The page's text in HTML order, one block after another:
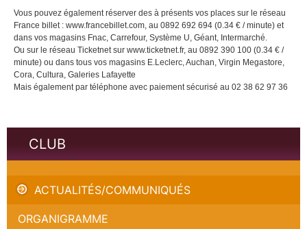
Vous pouvez également réserver des à présents vos places sur le réseau
France billet : www.francebillet.com, au 0892 692 694 (0.34 € / minute) et
dans vos magasins Fnac, Carrefour, Système U, Géant, Intermarché.
Ou sur le réseau Ticketnet sur www.ticketnet.fr, au 0892 390 100 (0.34 € /
minute) ou dans tous vos magasins E.Leclerc, Auchan, Virgin Megastore,
Cora, Cultura, Galeries Lafayette
Mais également par téléphone avec paiement sécurisé au 02 38 62 97 36
CLUB
ACTUALITÉS/COMMUNIQUÉS
ORGANIGRAMME